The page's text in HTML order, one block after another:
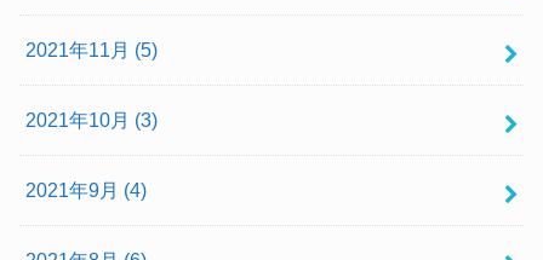
2021年11月 (5)
2021年10月 (3)
2021年9月 (4)